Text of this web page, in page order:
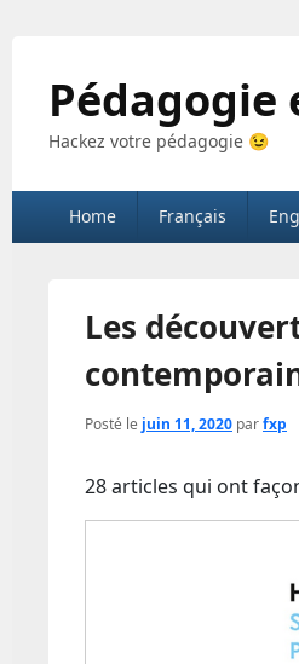
Hackez votre pédagogie 😉
Menu
principal
Home Français
Les
Posté le juin 11, 2020 parfxp
28 articles qui ont